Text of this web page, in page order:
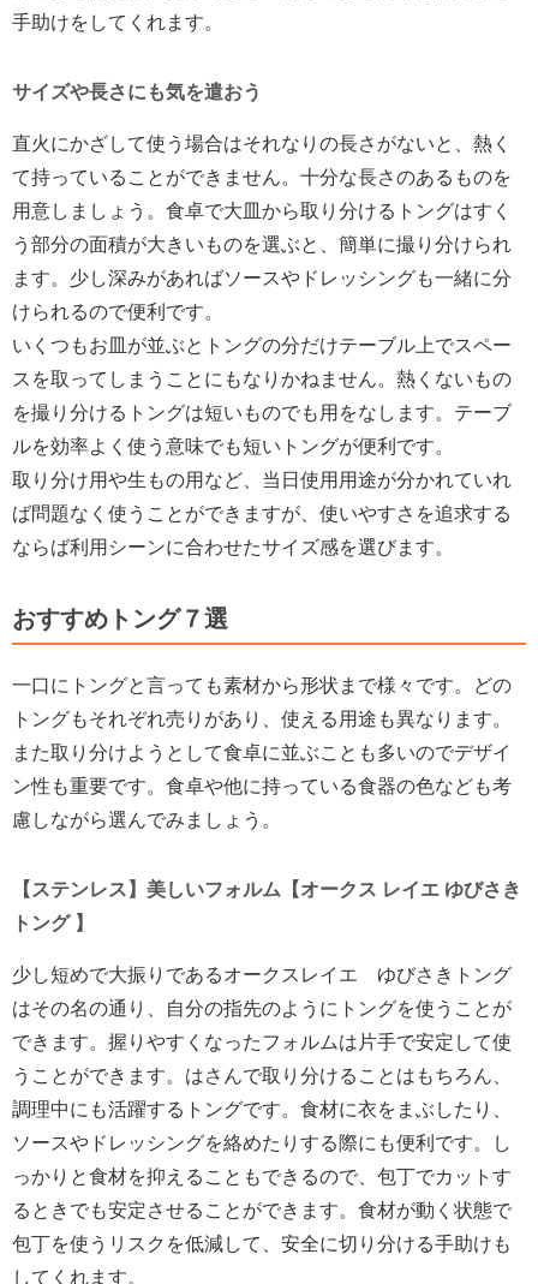
手助けをしてくれます。
サイズや長さにも気を遣おう
直火にかざして使う場合はそれなりの長さがないと、熱く
て持っていることができません。十分な長さのあるものを
用意しましょう。食卓で大皿から取り分けるトングはすく
う部分の面積が大きいものを選ぶと、簡単に撮り分けられ
ます。少し深みがあればソースやドレッシングも一緒に分
けられるので便利です。
いくつもお皿が並ぶとトングの分だけテーブル上でスペー
スを取ってしまうことにもなりかねません。熱くないもの
を撮り分けるトングは短いものでも用をなします。テーブ
ルを効率よく使う意味でも短いトングが便利です。
取り分け用や生もの用など、当日使用用途が分かれていれ
ば問題なく使うことができますが、使いやすさを追求する
ならば利用シーンに合わせたサイズ感を選びます。
おすすめトング７選
一口にトングと言っても素材から形状まで様々です。どの
トングもそれぞれ売りがあり、使える用途も異なります。
また取り分けようとして食卓に並ぶことも多いのでデザイ
ン性も重要です。食卓や他に持っている食器の色なども考
慮しながら選んでみましょう。
【ステンレス】美しいフォルム【オークス レイエ ゆびさき
トング 】
少し短めで大振りであるオークスレイエ ゆびさきトング
はその名の通り、自分の指先のようにトングを使うことが
できます。握りやすくなったフォルムは片手で安定して使
うことができます。はさんで取り分けることはもちろん、
調理中にも活躍するトングです。食材に衣をまぶしたり、
ソースやドレッシングを絡めたりする際にも便利です。し
っかりと食材を抑えることもできるので、包丁でカットす
るときでも安定させることができます。食材が動く状態で
包丁を使うリスクを低減して、安全に切り分ける手助けも
してくれます。